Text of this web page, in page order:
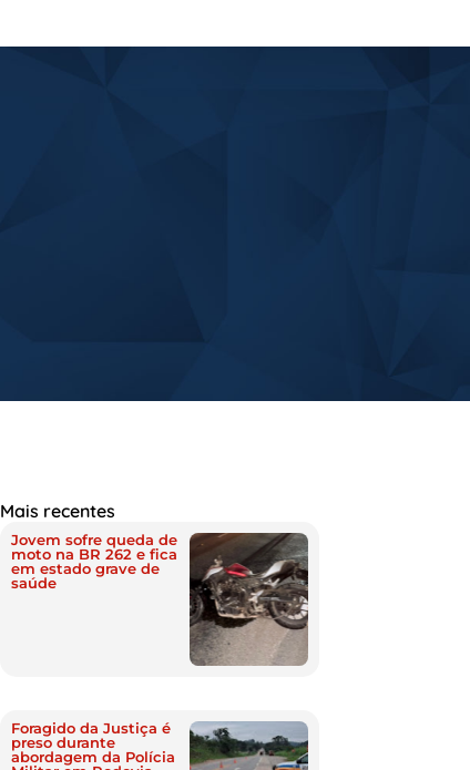
Mais recentes
Jovem sofre queda de
moto na BR 262 e fica
em estado grave de
saúde
Foragido da Justiça é
preso durante
abordagem da Polícia